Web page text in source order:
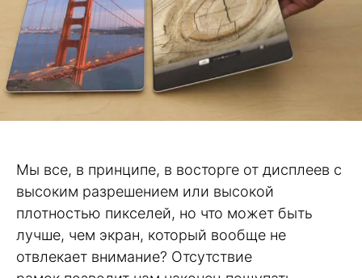
Мы все, в принципе, в восторге от дисплеев с
высоким разрешением или высокой
плотностью пикселей, но что может быть
лучше, чем экран, который вообще не
отвлекает внимание? Отсутствие